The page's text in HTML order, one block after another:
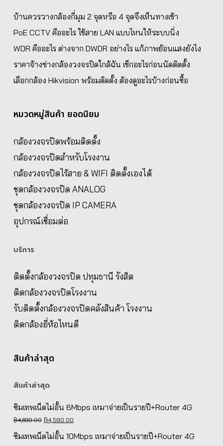
บ้านควรวางกล้องกี่มุม 2 จุดหรือ 4 จุดจึงเห็นทางเข้า
PoE CCTV คืออะไร ใช้สาย LAN แบบไหนให้ระบบนิ่ง
WDR คืออะไร ต่างจาก DWDR อย่างไร แก้ภาพย้อนแสงยังไง
ราคาจ้างช่างกล้องวงจรปิดใกล้ฉัน เช็กอะไรก่อนนัดติดตั้ง
เลือกกล้อง Hikvision พร้อมติดตั้ง ต้องดูอะไรบ้างก่อนซื้อ
หมวดหมู่สินค้า ยอดนิยม
กล้องวงจรปิดพร้อมติดตั้ง
กล้องวงจรปิดสำหรับโรงงาน
กล้องวงจรปิดไร้สาย & WIFI ติดตั้งเองได้
ชุดกล้องวงจรปิด ANALOG
ชุดกล้องวงจรปิด IP CAMERA
อุปกรณ์เชื่อมต่อ
บริการ
ติดตั้งกล้องวงจรปิด ปทุมธานี รังสิต
ติดกล้องวงจรปิดโรงงาน
รับติดตั้งกล้องวงจรปิดคลังสินค้า โรงงาน
ติดกล้องยี่ห้อไหนดี
สินค้าล่าสุด
สินค้าล่าสุด
ซิมเทพเน็ตไม่อั้น 6Mbps เหมาจ่ายเป็นรายปี+Router 4G
฿4,839.00 Original
price
฿4,590.00Current
ซิมเทพเน็ตไม่อั้น 10Mbps เหมาจ่ายเป็นรายปี+Router 4G